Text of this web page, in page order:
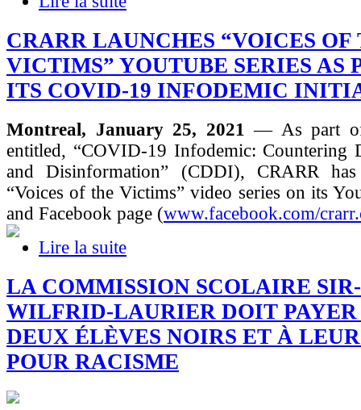
CRARR LAUNCHES “VOICES OF
VICTIMS” YOUTUBE SERIES AS
ITS COVID-19 INFODEMIC
Montreal, January 25, 2021— As part
entitled, “COVID-19 Infodemic: Countering
and Disinformation” (CDDI), CRARR
“Voices of the Victims” video series on its
and Facebook page (www.facebook.com/
Lire la suite
LA COMMISSION SCOLAIRE SIR-
WILFRID-LAURIER DOIT PAYER
DEUX ÉLÈVES NOIRS ET À
POUR RACISME